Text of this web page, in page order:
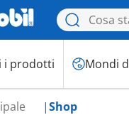
i prodotti Mondi
Shop